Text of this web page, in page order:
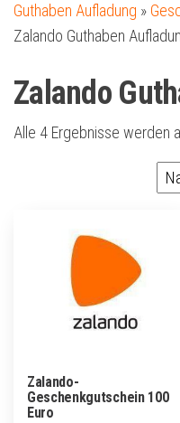
Guthaben Aufladung »
Zalando Guthaben
Zalando
Alle 4 Ergebnisse werden
Zalando-
Geschenkgutschein 100
Euro